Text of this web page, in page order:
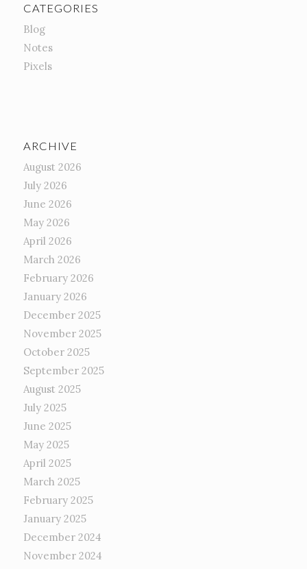
CATEGORIES
Blog
Notes
Pixels
ARCHIVE
August 2026
July 2026
June 2026
May 2026
April 2026
March 2026
February 2026
January 2026
December 2025
November 2025
October 2025
September 2025
August 2025
July 2025
June 2025
May 2025
April 2025
March 2025
February 2025
January 2025
December 2024
November 2024